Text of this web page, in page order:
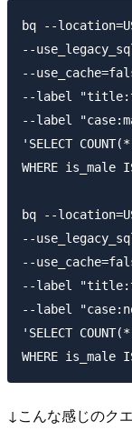
bq --
--
--
--label
--label
'SELECT
WHERE
bq --
--
--
--label
--label
'SELECT
↓こんな感じのク